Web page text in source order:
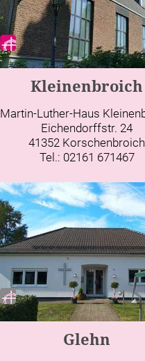
Kleinenbroich
Martin-Luther-Haus
Eichendorffstr. 24
41352 Korschenbroich
Tel.: 02161 671467
Glehn